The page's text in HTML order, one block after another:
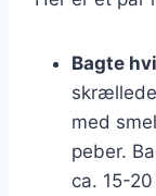
Bagte
med
peber.
ca. 15-